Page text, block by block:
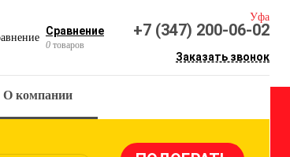
Сравнение
0 товаров
Уфа
+7 (347) 200-06-02
Заказать звонок
О компании